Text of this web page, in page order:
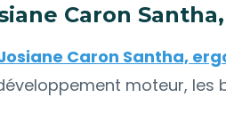
Caron
Caron Santha,
moteur, les